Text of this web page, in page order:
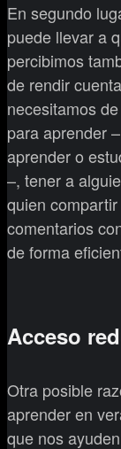
En segundo
puede llevar a
percibimos
de rendir
necesitamos
para aprender
aprender o
–, tener a
quien
comentarios
de forma
Acceso
Otra posible
aprender en
que nos